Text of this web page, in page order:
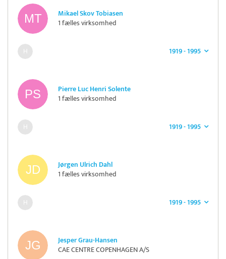
Mikael Skov Tobiasen
1 fælles virksomhed
1919 - 1995
Pierre Luc Henri Solente
1 fælles virksomhed
1919 - 1995
Jørgen Ulrich Dahl
1 fælles virksomhed
1919 - 1995
Jesper Grau-Hansen
CAE CENTRE COPENHAGEN A/S